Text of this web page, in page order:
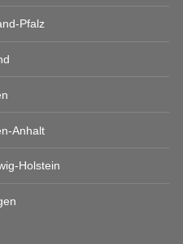
Pfalz
Anhalt
Holstein